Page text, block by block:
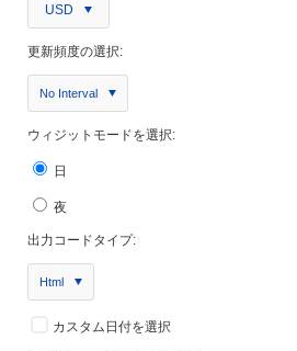
USD
更新頻度の選択:
No Interval
ウィジットモードを選択:
日
夜
出力コードタイプ:
Html
カスタム日付を選択